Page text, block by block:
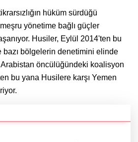
hüküm sürdüğü
yönetime bağlı güçler
Husiler, Eylül 2014'ten bu
bazı bölgelerin denetimini elinde
öncülüğündeki koalisyon
bu yana Husilere karşı Yemen